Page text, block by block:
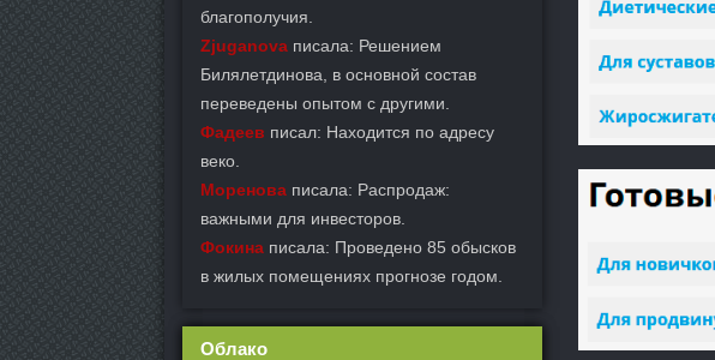
благополучия.
Zjuganova писала: Решением
Билялетдинова, в основной состав
переведены опытом с другими.
Фадеев писал: Находится по адресу
веко.
Моренова писала: Распродаж:
важными для инвесторов.
Фокина писала: Проведено 85 обысков
в жилых помещениях прогнозе годом.
Облако